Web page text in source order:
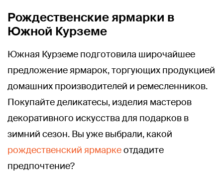
Рождественские ярмарки в
Южной Курземе
Южная Курземе подготовила широчайшее
предложение ярмарок, торгующих продукцией
домашних производителей и ремесленников.
Покупайте деликатесы, изделия мастеров
декоративного искусства для подарков в
зимний сезон. Вы уже выбрали, какой
рождественский ярмаркеотдадите
предпочтение?